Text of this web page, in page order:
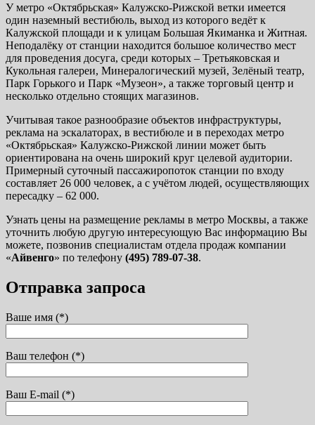
У метро «Октябрьская» Калужско-Рижской ветки имеется
один наземный вестибюль, выход из которого ведёт к
Калужской площади и к улицам Большая Якиманка и Житная.
Неподалёку от станции находится большое количество мест
для проведения досуга, среди которых – Третьяковская и
Кукольная галереи, Минералогический музей, Зелёный театр,
Парк Горького и Парк «Музеон», а также торговый центр и
несколько отдельно стоящих магазинов.
Учитывая такое разнообразие объектов инфраструктуры,
реклама на эскалаторах, в вестибюле и в переходах метро
«Октябрьская» Калужско-Рижской линии может быть
ориентирована на очень широкий круг целевой аудитории.
Примерный суточный пассажиропоток станции по входу
составляет 26 000 человек, а с учётом людей, осуществляющих
пересадку – 62 000.
Узнать цены на размещение рекламы в метро Москвы, а также
уточнить любую другую интересующую Вас информацию Вы
можете, позвонив специалистам отдела продаж компании
«Айвенго» по телефону (495) 789-07-38.
Отправка запроса
Ваше имя (*)
Ваш телефон (*)
Ваш E-mail (*)